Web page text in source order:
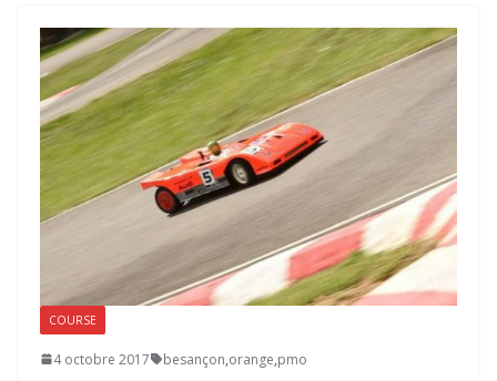
COURSE
4 octobre 2017 besançon,orange,pmo